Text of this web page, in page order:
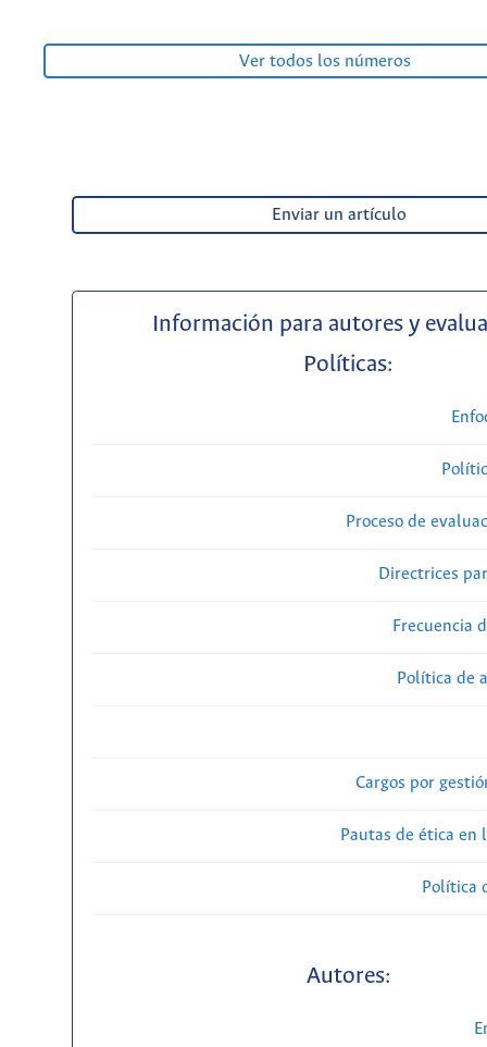
Ver todos los números
Enviar un artículo
Información para autores y
Políticas:
Proceso de
Directrices
Frecuencia
Política de
Cargos por
Pautas de ética en
Política
Autores: